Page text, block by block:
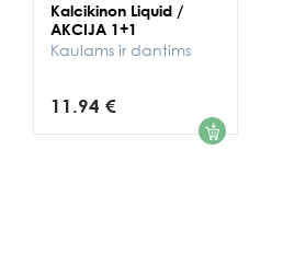
Kalcikinon Liquid /
AKCIJA 1+1
Kaulams ir dantims
11.94 € 1